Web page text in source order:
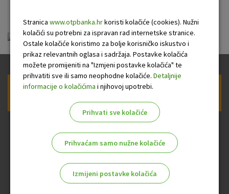
O nama Dnevno financijsko izvješće.pdf
Prijava na newsletter OTP banke
Stranica www.otpbanka.hrkoristi kolačiće (cookies). Nužni
kolačići su potrebni za ispravan rad internetske stranice.
Ostale kolačiće koristimo za bolje korisničko iskustvo i
prikaz relevantnih oglasa i sadržaja. Postavke kolačića
možete promijeniti na "Izmjeni postavke kolačića" te
prihvatiti sve ili samo neophodne kolačiće. Detaljnije
informacije o kolačićima i njihovoj upotrebi.
Prihvati sve kolačiće
Prihvaćam samo nužne kolačiće
Izmijeni postavke kolačića